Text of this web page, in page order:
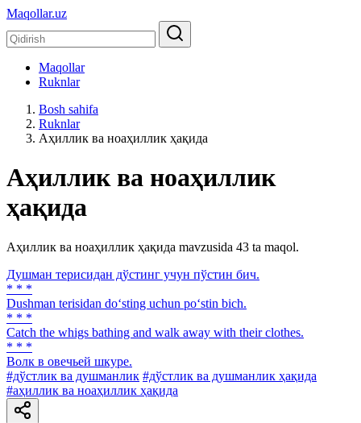
Maqollar.uz
Maqollar
Ruknlar
Bosh sahifa
Ruknlar
Аҳиллик ва ноаҳиллик ҳақида
Аҳиллик ва ноаҳиллик
ҳақида
Аҳиллик ва ноаҳиллик ҳақида mavzusida 43 ta maqol.
Душман терисидан дўстинг учун пўстин бич.
* * *
Dushman terisidan do‘sting uchun po‘stin bich.
* * *
Catch the whigs bathing and walk away with their clothes.
* * *
Волк в овечьей шкуре.
#дўстлик ва душманлик #дўстлик ва душманлик ҳақида
#аҳиллик ва ноаҳиллик ҳақида